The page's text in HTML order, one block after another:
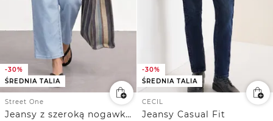
-30%
ŚREDNIA TALIA
Street One
Jeansy z szeroką nogawką Mid Waist o luźnym kroju Loose Fit
-30%
ŚREDNIA TALIA
CECIL
Jeansy Casual Fit